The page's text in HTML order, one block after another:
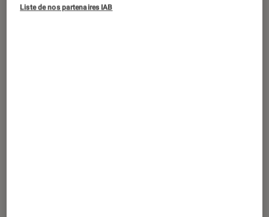
Liste de nos partenaires IAB